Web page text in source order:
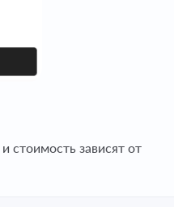
стоимость зависят от